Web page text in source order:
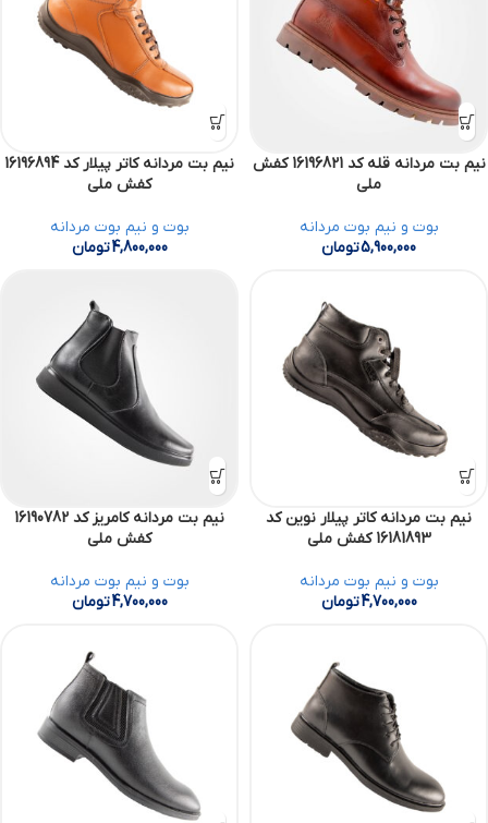
نیم بت مردانه قله کد 16196821 کفش
ملی
بوت و نیم بوت مردانه
5,900,000تومان
نیم بت مردانه کاتر پیلار کد 16196894
کفش ملی
بوت و نیم بوت مردانه
4,800,000تومان
نیم بت مردانه کاتر پیلار نوین کد
16181893 کفش ملی
بوت و نیم بوت مردانه
4,700,000تومان
نیم بت مردانه کامریز کد 16190782
کفش ملی
بوت و نیم بوت مردانه
4,700,000تومان